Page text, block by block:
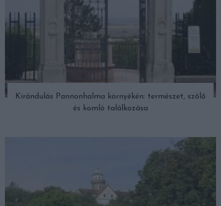
Kirándulás Pannonhalma környékén: természet, szőlő
és komló találkozása